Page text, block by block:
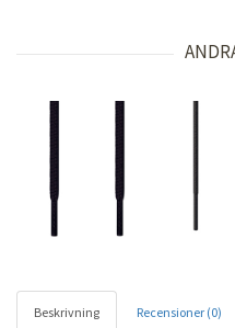
Beskrivning Recensioner (0)